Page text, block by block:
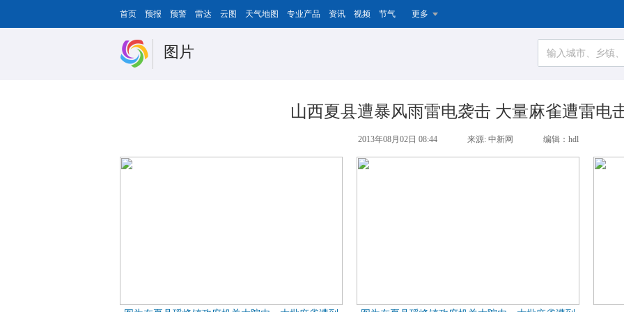
首页 预报 预警 雷达 云图 天气地图 专业产品 资讯 视频 节气 更多
图片
山西夏县遭暴风雨雷电袭击 大量麻雀遭雷电
2013年08月02日 08:44 来源: 中新网 编辑：hdl